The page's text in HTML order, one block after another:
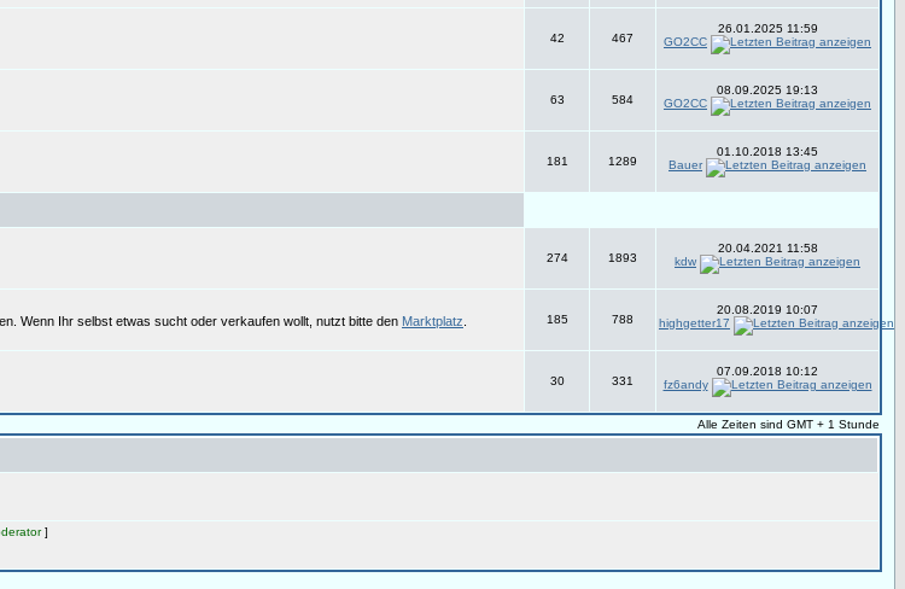
42 467
26.01.2025 11:59
GO2CC
63 584
08.09.2025 19:13
GO2CC
181 1289
01.10.2018 13:45
Bauer
274 1893
20.04.2021 11:58
kdw
Wenn Ihr selbst etwas sucht oder verkaufen wollt, nutzt bitte den Marktplatz 185 788
20.08.2019 10:07
highgetter17
30 331
07.09.2018 10:12
fz6andy
Alle Zeiten sind GMT + 1 Stunde
]